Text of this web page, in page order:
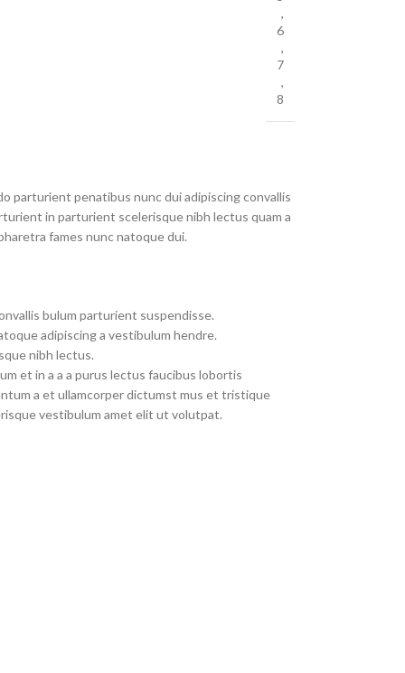
,
6
,
7
,
8
parturient penatibus nunc dui adipiscing convallis
in parturient scelerisque nibh lectus quam a
fames nunc natoque dui.
bulum parturient suspendisse.
adipiscing a vestibulum hendre.
nibh lectus.
et in a a a purus lectus faucibus lobortis
a et ullamcorper dictumst mus et tristique
vestibulum amet elit ut volutpat.